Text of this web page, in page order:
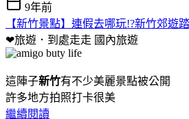
9年前
【新竹景點】連假去哪玩!?新竹郊遊
❤旅遊．到處走走 國內旅遊
這陣子新竹有不少美麗景點被公開
許多地方拍照打卡很美
繼續閱讀